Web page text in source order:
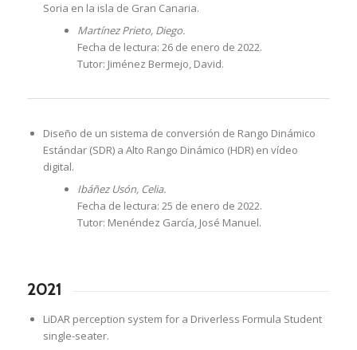
Soria en la isla de Gran Canaria.
Martínez Prieto, Diego.
Fecha de lectura: 26 de enero de 2022.
Tutor: Jiménez Bermejo, David.
Diseño de un sistema de conversión de Rango Dinámico
Estándar (SDR) a Alto Rango Dinámico (HDR) en vídeo
digital.
Ibáñez Usón, Celia.
Fecha de lectura: 25 de enero de 2022.
Tutor: Menéndez García, José Manuel.
2021
LiDAR perception system for a Driverless Formula Student
single-seater.